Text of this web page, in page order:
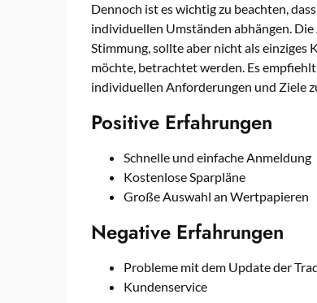
Dennoch ist es wichtig zu beachten,
individuellen Umständen abhängen.
Stimmung, sollte aber nicht als einziges
möchte, betrachtet werden. Es
individuellen Anforderungen und Ziele
Positive Erfahrungen
Schnelle und einfache Anmeldung
Kostenlose Sparpläne
Große Auswahl an Wertpapieren
Negative Erfahrungen
Probleme mit dem Update der
Kundenservice